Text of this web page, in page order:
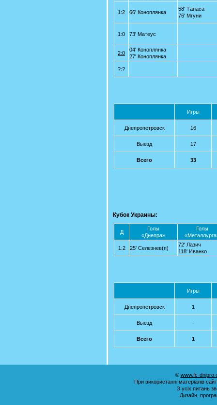
1:2 66' Коноплянка
58' Танаса
76' Мгуни
1:0 73' Матеус
2:0
04' Коноплянка
27' Коноплянка
?:?
Игры
Днепропетровск 16
Выезд 17
Всего 33
Кубок Украины:
Д
Голы
«Днепра»
Голы
1:2 25' Селезнев(п)
72' Лазич
118' Иванко
Игры
Днепропетровск 1
Выезд -
Всего 1
© www.fc-
При використанні матеріалів
З усіх питань
Дизайн,